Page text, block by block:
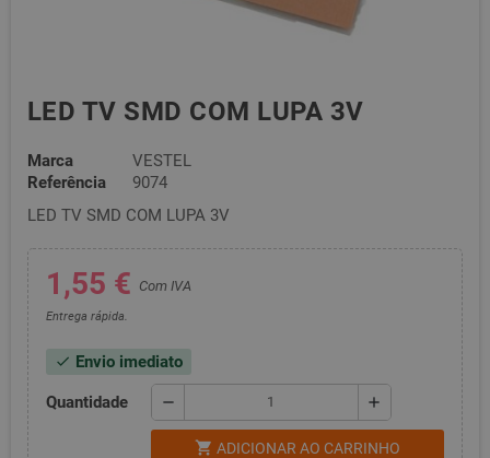
LED TV SMD COM LUPA 3V
Marca
VESTEL
Referência
9074
LED TV SMD COM LUPA 3V
1,55 € Com IVA
Entrega rápida.
check Envio imediato
Quantidade remove add
shopping_cart ADICIONAR AO CARRINHO